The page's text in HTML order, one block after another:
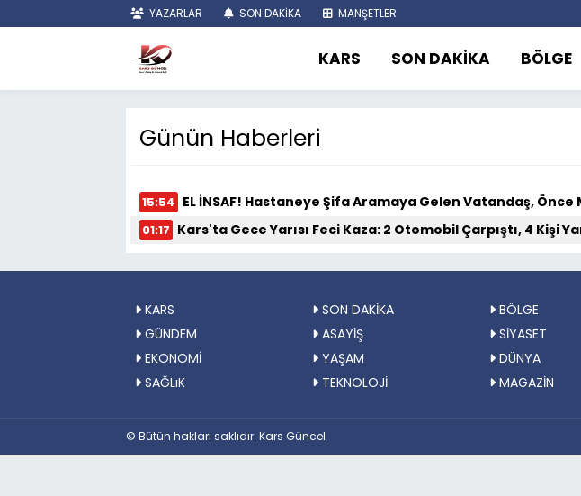
YAZARLAR SON DAKİKA MANŞETLER
KARS SON DAKİKA BÖLGE
Günün Haberleri
15:54 EL İNSAF! Hastaneye Şifa Aramaya Gelen Vatandaş,
01:17 Kars'ta Gece Yarısı Feci Kaza: 2 Otomobil Çarpıştı, 4 Kişi
KARS SON DAKİKA BÖLGE
GÜNDEM
ASAYİŞ SİYASET
EKONOMİ
YAŞAM DÜNYA
SAĞLıK
TEKNOLOJİ MAGAZİN
© Bütün hakları saklıdır. Kars Güncel